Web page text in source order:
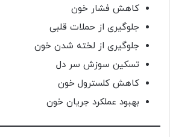
کاهش فشار خون
جلوگیری از حملات قلبی
جلوگیری از لخته شدن خون
تسکین سوزش سر دل
کاهش کلسترول خون
بهبود عملکرد جریان خون